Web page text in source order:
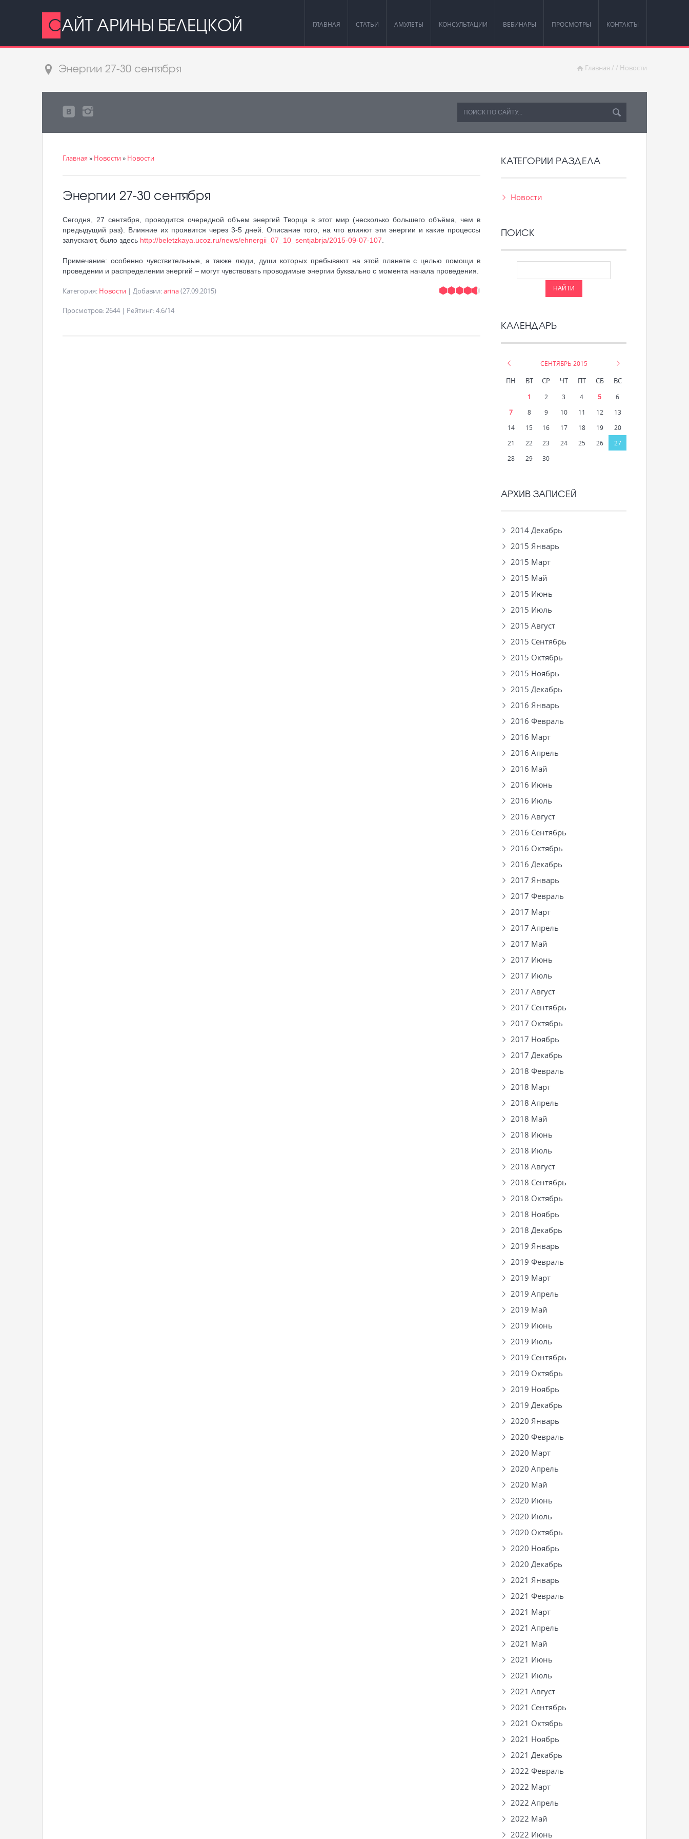
САЙТ АРИНЫ БЕЛЕЦКОЙ ГЛАВНАЯ СТАТЬИ АМУЛЕТЫ КОНСУЛЬТАЦИИ ВЕБИНАРЫ ПРОСМОТРЫ КОНТАКТЫ
Энергии 27-30 сентября Главная / / Новости
Главная » Новости» Новости
Энергии 27-30 сентября
Сегодня, 27 сентября, проводится очередной объем энергий Творца в этот мир (несколько большего объёма, чем в
предыдущий раз). Влияние их проявится через 3-5 дней. Описание того, на что влияют эти энергии и какие процессы
запускают, было здесь http://beletzkaya.ucoz.ru/news/ehnergii_07_10_sentjabrja/2015-09-07-107
Примечание: особенно чувствительные, а также люди, души которых пребывают на этой планете с целью помощи в
проведении и распределении энергий – могут чувствовать проводимые энергии буквально с момента начала проведения.
Категория: Новости | Добавил:arina(27.09.2015)
Просмотров: 2644 | Рейтинг:4.6/14
КАТЕГОРИИ РАЗДЕЛА
Новости
ПОИСК
КАЛЕНДАРЬ
СЕНТЯБРЬ 2015
ПН ВТ СР ЧТ ПТ СБ ВС
1 2 3 4 5
6
7
8 9 10 11 12
13
14
15 16 17 18 19
20
21
22 23 24 25 26
27
28
29 30
АРХИВ ЗАПИСЕЙ
2014 Декабрь
2015 Январь
2015 Март
2015 Май
2015 Июнь
2015 Июль
2015 Август
2015 Сентябрь
2015 Октябрь
2015 Ноябрь
2015 Декабрь
2016 Январь
2016 Февраль
2016 Март
2016 Апрель
2016 Май
2016 Июнь
2016 Июль
2016 Август
2016 Сентябрь
2016 Октябрь
2016 Декабрь
2017 Январь
2017 Февраль
2017 Март
2017 Апрель
2017 Май
2017 Июнь
2017 Июль
2017 Август
2017 Сентябрь
2017 Октябрь
2017 Ноябрь
2017 Декабрь
2018 Февраль
2018 Март
2018 Апрель
2018 Май
2018 Июнь
2018 Июль
2018 Август
2018 Сентябрь
2018 Октябрь
2018 Ноябрь
2018 Декабрь
2019 Январь
2019 Февраль
2019 Март
2019 Апрель
2019 Май
2019 Июнь
2019 Июль
2019 Сентябрь
2019 Октябрь
2019 Ноябрь
2019 Декабрь
2020 Январь
2020 Февраль
2020 Март
2020 Апрель
2020 Май
2020 Июнь
2020 Июль
2020 Октябрь
2020 Ноябрь
2020 Декабрь
2021 Январь
2021 Февраль
2021 Март
2021 Апрель
2021 Май
2021 Июнь
2021 Июль
2021 Август
2021 Сентябрь
2021 Октябрь
2021 Ноябрь
2021 Декабрь
2022 Февраль
2022 Март
2022 Апрель
2022 Май
2022 Июнь